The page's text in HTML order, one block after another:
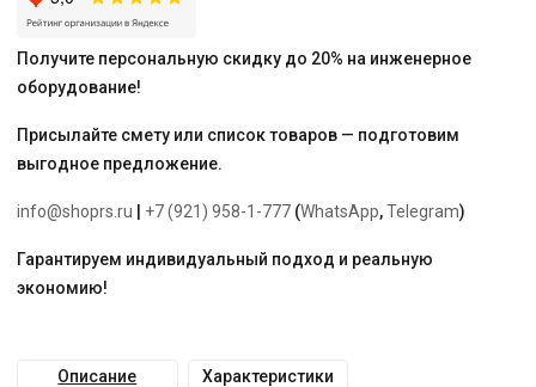
Получите персональную скидку до 20% на инженерное
оборудование!
Присылайте смету или список товаров — подготовим
выгодное предложение.
info@shoprs.ru +7 (921) 958-1-777 (WhatsApp,Telegram)
Гарантируем индивидуальный подход и реальную
экономию!
Описание Характеристики